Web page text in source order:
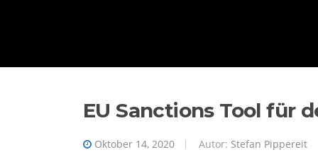
EU Sanctions Tool für
Oktober 14, 2020 Autor: Stefan Pippereit